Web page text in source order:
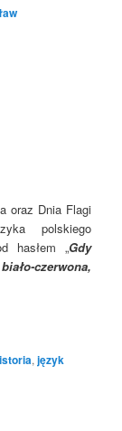
oraz Dnia Flagi
polskiego
hasłem „Gdy
czerwona,
,język